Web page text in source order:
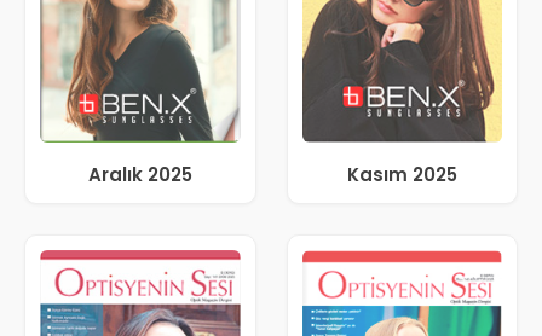
Aralık 2025 Kasım 2025